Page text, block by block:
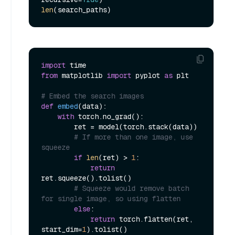
len
import
from matplotlib import pyplot as plt
# Embed the search images
def embed(data):
with torch.no_grad():
# If more than one image, use
squeeze
if len(ret) > 1:
return
ret.squeeze().tolist()
# Squeeze would remove batch
for single image, so using flatten
else:
return torch.flatten(ret,
start_dim=1).tolist()